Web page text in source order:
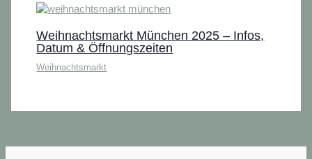
Weihnachtsmarkt München 2025 – Infos,
Datum & Öffnungszeiten
Weihnachtsmarkt